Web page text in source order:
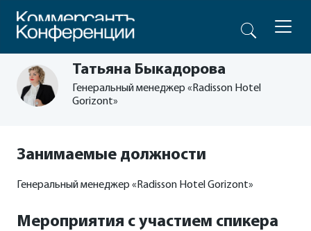
Татьяна Быкадорова
Генеральный менеджер «Radisson Hotel
Gorizont»
Занимаемые должности
Генеральный менеджер «Radisson Hotel Gorizont»
Мероприятия с участием спикера